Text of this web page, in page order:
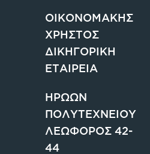
ΟΙΚΟΝΟΜΑΚΗΣ
ΧΡΗΣΤΟΣ
ΔΙΚΗΓΟΡΙΚΗ
ΕΤΑΙΡΕΙΑ
ΗΡΩΩΝ
ΠΟΛΥΤΕΧΝΕΙΟΥ
ΛΕΩΦΟΡΟΣ 42-
44